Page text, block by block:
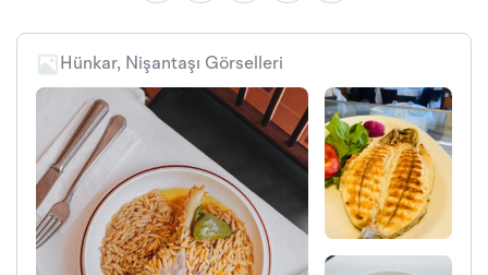
Hünkar, Nişantaşı Görselleri